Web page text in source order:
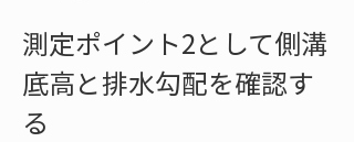
測定ポイント2として側溝
底高と排水勾配を確認す
る